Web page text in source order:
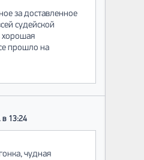
за доставленное
судейской
хорошая
прошло на
в 13:24
чудная